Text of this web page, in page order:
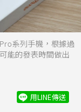
系列手機，根據過
能的發表時間做出
用LINE傳送